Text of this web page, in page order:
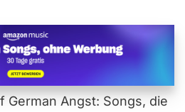
German Angst: Songs, die